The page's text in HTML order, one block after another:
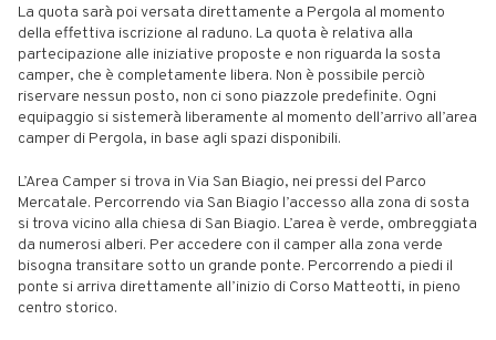
La quota sarà poi versata direttamente a Pergola al momento
della effettiva iscrizione al raduno. La quota è relativa alla
partecipazione alle iniziative proposte e non riguarda la sosta
camper, che è completamente libera. Non è possibile perciò
riservare nessun posto, non ci sono piazzole predefinite. Ogni
equipaggio si sistemerà liberamente al momento dell’arrivo all’area
camper di Pergola, in base agli spazi disponibili.
L’Area Camper si trova in Via San Biagio, nei pressi del Parco
Mercatale. Percorrendo via San Biagio l’accesso alla zona di sosta
si trova vicino alla chiesa di San Biagio. L’area è verde, ombreggiata
da numerosi alberi. Per accedere con il camper alla zona verde
bisogna transitare sotto un grande ponte. Percorrendo a piedi il
ponte si arriva direttamente all’inizio di Corso Matteotti, in pieno
centro storico.